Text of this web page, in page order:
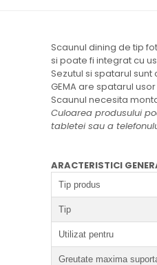
Scaunul dining de tip
si poate fi integrat cu
Sezutul si spatarul
GEMA are spatarul
Scaunul necesita
Culoarea produsului
tabletei sau a
ARACTERISTICI
Tip produs
Tip
Utilizat pentru
Greutate maxima